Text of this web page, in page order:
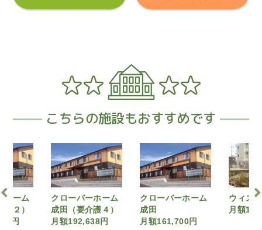
こちらの施設もおすすめです
ホーム
４）
円
クローバーホーム
成田
月額161,700円
ウィズ・ワン成田
月額170,560円
カレッ
賀（要